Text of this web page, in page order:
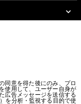
Cookie policy
同意を得た後にのみ、プロ
使用して、ユーザー自身が
広告メッセージを送信する
を分析・監視する目的で使